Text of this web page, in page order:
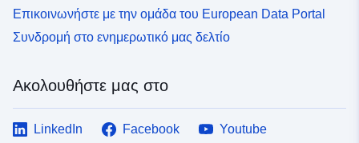
Επικοινωνήστε με την ομάδα του European Data Portal
Συνδρομή στο ενημερωτικό μας δελτίο
Ακολουθήστε μας στο
LinkedIn Facebook
Youtube